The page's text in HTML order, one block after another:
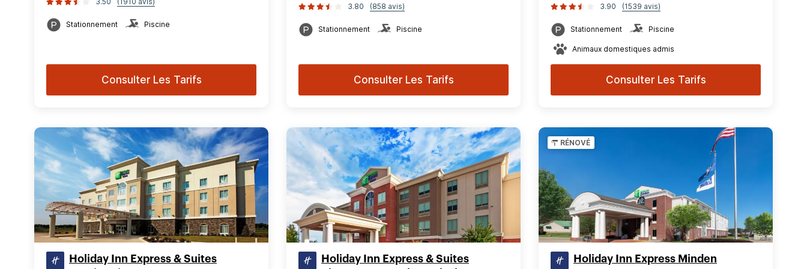
Stationnement Piscine
Consulter Les Tarifs
3.80 (858 avis)
Stationnement Piscine
Consulter Les Tarifs
3.90 (1539 avis)
Stationnement Piscine
Animaux domestiques admis
Consulter Les Tarifs
Holiday Inn Express & Suites
Holiday Inn Express & Suites
RÉNOVÉ
Holiday Inn Express Minden